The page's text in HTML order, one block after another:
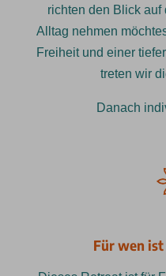
richten den Blick auf
Alltag nehmen
Freiheit und einer
treten wir
Danach
Für wen ist